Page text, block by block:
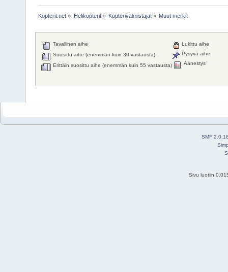
Kopterit.net » Helikopterit» Kopterivalmistajat» Muut merkit
Tavallinen aihe
Suosittu aihe (enemmän kuin 30 vastausta)
Erittäin suosittu aihe (enemmän kuin 55 vastausta)
Lukittu aihe
Pysyvä aihe
Äänestys
SMF
Sivu luotiin